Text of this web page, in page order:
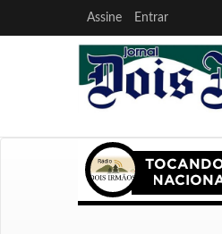
Assine Entrar